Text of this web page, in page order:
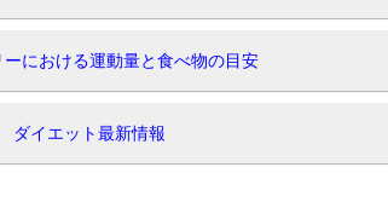
ーにおける運動量と食べ物の目安
ダイエット最新情報